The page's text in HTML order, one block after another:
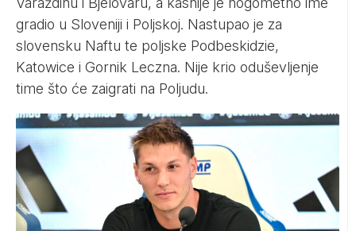
gradio u Sloveniji i Poljskoj. Nastupao je za
slovensku Naftu te poljske Podbeskidzie,
Katowice i Gornik Leczna. Nije krio oduševljenje
time što će zaigrati na Poljudu.